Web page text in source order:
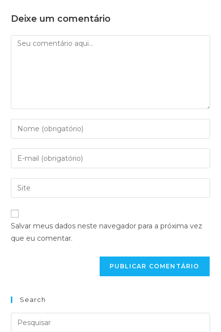
Deixe um comentário
Comentário
Digite
seu
nome
ou
de
usuário
para
comentar
Digite
seu
endereço
de
mail
para
comentar
Digite
o
URL
do
site
Salvar meus dados neste navegador para a próxima vez
que eu comentar.
Search